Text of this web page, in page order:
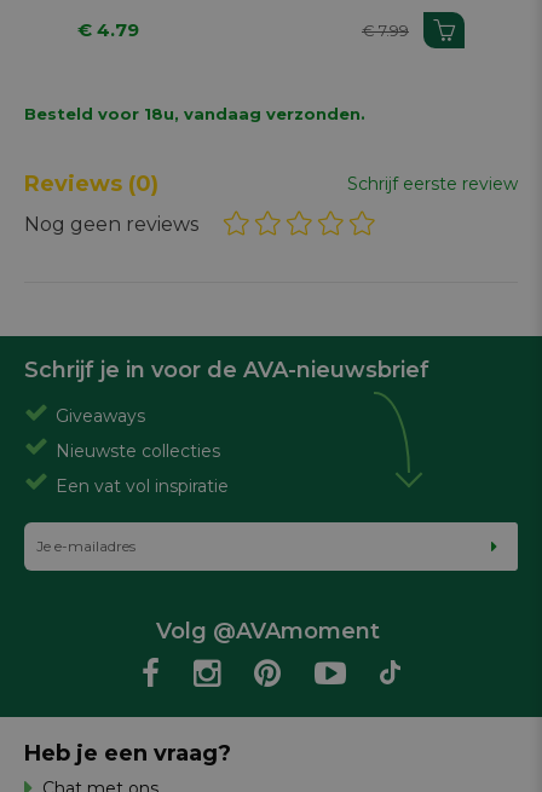
€ 4.79 € 7.99
Besteld voor 18u, vandaag verzonden.
Reviews (0) Schrijf eerste review
Nog geen reviews
Schrijf je in voor de AVA-nieuwsbrief
Giveaways
Nieuwste collecties
Een vat vol inspiratie
Volg @AVAmoment
Heb je een vraag?